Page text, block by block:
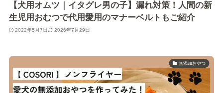
【犬用オムツ｜イタグレ男の子】漏れ対策！人間の新
生児用おむつで代用愛用のマナーベルトもご紹介
2022年5月7日 2026年7月29日
無添加おやつ